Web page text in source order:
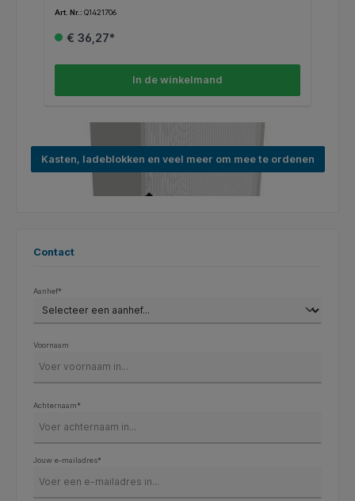
Art. Nr.: Q1421706
€ 36,27*
In de winkelmand
Kasten, ladeblokken en veel meer om mee te ordenen
Contact
Aanhef*
Voornaam
Achternaam*
Jouw e-mailadres*